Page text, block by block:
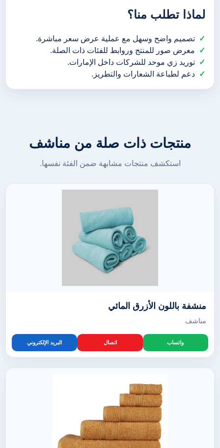
لماذا تطلب منا؟
تصميم واضح وسهل مع عملية عرض سعر مباشرة.
معرض صور للمنتج وروابط للفئات ذات الصلة.
توريد زي موحد للشركات داخل الإمارات.
دعم لطباعة الشعارات والتطريز.
منتجات ذات صلة من مناشف
استكشف منتجات مشابهة ضمن الفئة نفسها.
منشفة باللون الأزرق المائي
مناشف
واتساب اتصال البريد الإلكتروني